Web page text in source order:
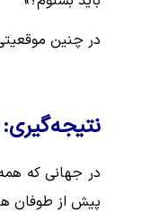
در چنین
در جهانی که
پیش از طوفان